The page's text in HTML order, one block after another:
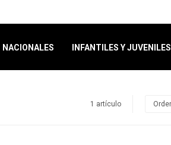
NACIONALES INFANTILES Y JUVENILES
1 artículo